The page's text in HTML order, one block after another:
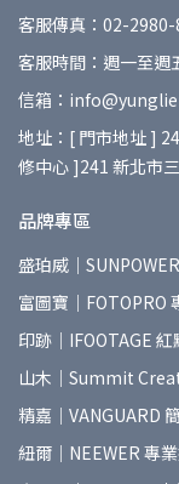
客服傳真：02-2980-
客服時間：週一至週
信箱：
地址：[ 門市地址 ]
修中心 ]241 新北市
品牌專區
盛珀威｜
富圖寶｜FOTOPRO
印跡｜IFOOTAGE
山木｜Summit
精嘉｜VANGUARD
紐爾｜NEEWER 專